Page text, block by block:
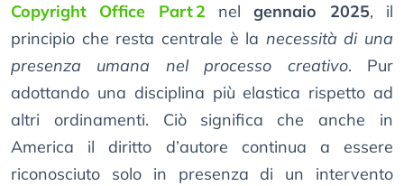
Copyright Office Part 2 nelgennaio 2025, il
principio che resta centrale è la necessità di una
presenza umana nel processo creativo. Pur
adottando una disciplina più elastica rispetto ad
altri ordinamenti. Ciò significa che anche in
America il diritto d’autore continua a essere
riconosciuto solo in presenza di un intervento